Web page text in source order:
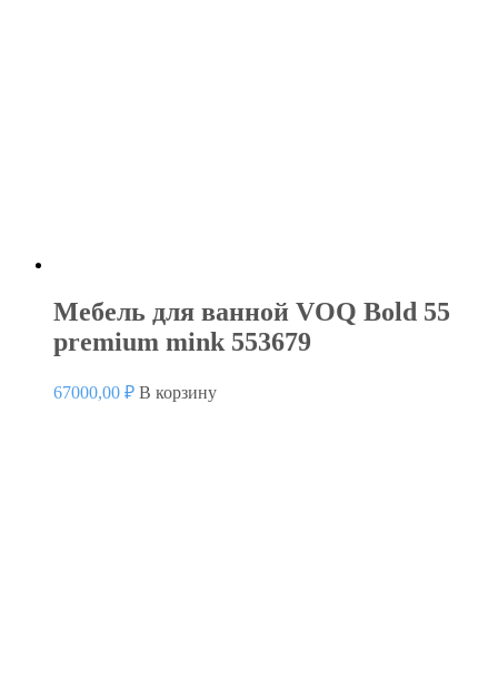
Мебель для ванной VOQ Bold 55
premium mink 553679
67000,00 ₽ В корзину